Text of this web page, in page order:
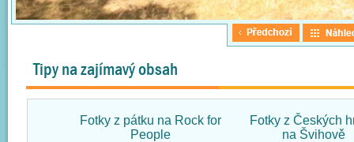
Tipy na zajímavý obsah
Fotky z pátku na Rock for
People
Fotky z Českých
na Švihově